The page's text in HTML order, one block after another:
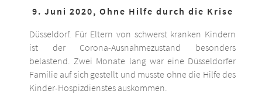
9. Juni 2020, Ohne Hilfe durch die Krise
Düsseldorf. Für Eltern von schwerst kranken Kindern
ist der Corona-Ausnahmezustand besonders
belastend. Zwei Monate lang war eine Düsseldorfer
Familie auf sich gestellt und musste ohne die Hilfe des
Kinder-Hospizdienstes auskommen.